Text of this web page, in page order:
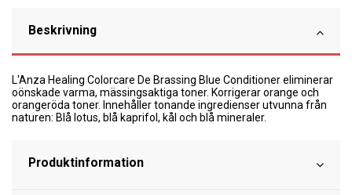
Beskrivning
L'Anza Healing Colorcare De Brassing Blue Conditioner eliminerar
oönskade varma, mässingsaktiga toner. Korrigerar orange och
orangeröda toner. Innehåller tonande ingredienser utvunna från
naturen: Blå lotus, blå kaprifol, kål och blå mineraler.
Produktinformation